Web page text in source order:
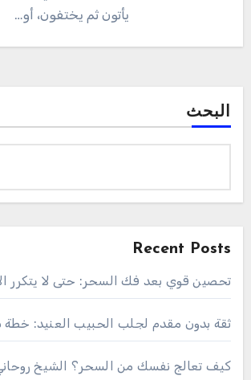
يأتون ثم يختفون، أو…
البحث
Recent Posts
تحصين قوي بعد فك السحر: حتى لا يتكرر
ثقة بدون مقدم لجلب الحبيب العنيد: خطة
كيف تعالج نفسك من السحر؟ الشيخ